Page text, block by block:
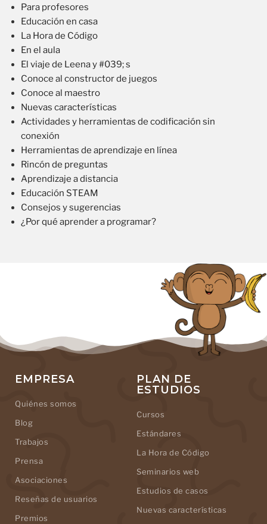
Para profesores
Educación en casa
La Hora de Código
En el aula
El viaje de Leena y #039; s
Conoce al constructor de juegos
Conoce al maestro
Nuevas características
Actividades y herramientas de codificación sin
conexión
Herramientas de aprendizaje en línea
Rincón de preguntas
Aprendizaje a distancia
Educación STEAM
Consejos y sugerencias
¿Por qué aprender a programar?
EMPRESA
Quiénes somos
Blog
Trabajos
Prensa
Asociaciones
Reseñas de usuarios
Premios
PLAN DE
ESTUDIOS
Cursos
Estándares
La Hora de Código
Seminarios web
Estudios de casos
Nuevas características